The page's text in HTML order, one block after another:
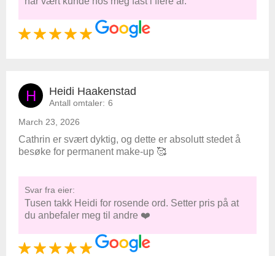
H Heidi Haakenstad
Antall omtaler: 6
March 23, 2026
Cathrin er svært dyktig, og dette er absolutt stedet å
besøke for permanent make-up 🥰
Svar fra eier:
Tusen takk Heidi for rosende ord. Setter pris på at
du anbefaler meg til andre ❤️